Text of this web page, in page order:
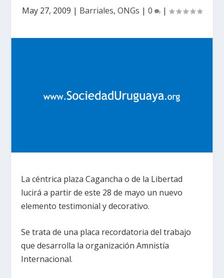
May 27, 2009 | Barriales, ONGs | 0 |
La céntrica plaza Cagancha o de la Libertad
lucirá a partir de este 28 de mayo un nuevo
elemento testimonial y decorativo.
Se trata de una placa recordatoria del trabajo
que desarrolla la organización Amnistía
Internacional.